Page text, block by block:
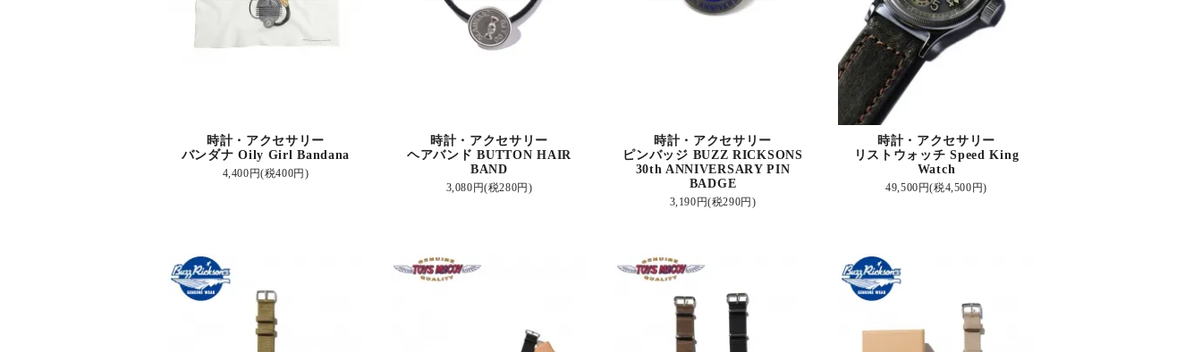
時計・アクセサリー
バンダナ Oily Girl Bandana
4,400円(税400円)
時計・アクセサリー
ヘアバンド BUTTON HAIR
BAND
3,080円(税280円)
時計・アクセサリー
ピンバッジ BUZZ RICKSONS
30th ANNIVERSARY PIN
BADGE
3,190円(税290円)
時計・アクセサリー
リストウォッチ Speed King
Watch
49,500円(税4,500円)